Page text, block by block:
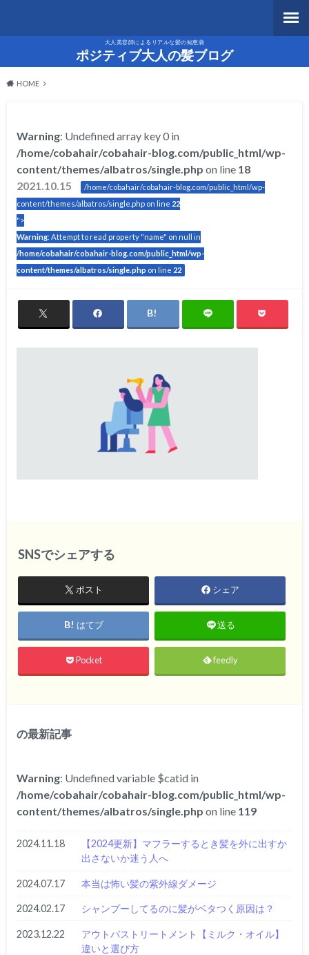
大人美容師によるリアルな髪の知恵袋
ポジティブ大人の髪ブログ
HOME
Warning: Undefined array key 0 in
/home/cobahair/cobahair-blog.com/public_html/wp-
content/themes/albatros/single.php on line 18
2021.10.15
/home/cobahair/cobahair-blog.com/public_html/wp-
content/themes/albatros/single.php on line 22
">
Warning: Attempt to read property "name" on null in
/home/cobahair/cobahair-blog.com/public_html/wp-
content/themes/albatros/single.php on line 22
SNSでシェアする
ポスト シェア
はてブ 送る
Pocket feedly
の最新記事
Warning: Undefined variable $catid in
/home/cobahair/cobahair-blog.com/public_html/wp-
content/themes/albatros/single.php on line 119
2024.11.18
【2024更新】マフラーするとき髪を外に出すか
出さないか迷う人へ
2024.07.17 本当は怖い髪の紫外線ダメージ
2024.02.17 シャンプーしてるのに髪がベタつく原因は？
2023.12.22
アウトバストリートメント【ミルク・オイル】
違いと選び方